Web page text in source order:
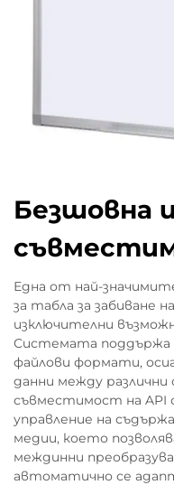
Безшовна
Една от най-
за табла за забиване
изключителни
Системата
файлови формати,
данни между различни
съвместимост на API
управление на
медии, което
междинни
автоматично се